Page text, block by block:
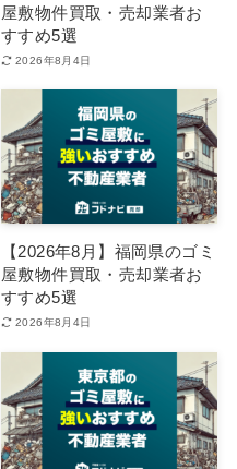
屋敷物件買取・売却業者お
すすめ5選
2026年8月4日
【2026年8月】福岡県のゴミ
屋敷物件買取・売却業者お
すすめ5選
2026年8月4日